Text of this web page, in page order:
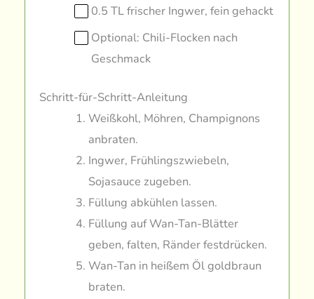
0.5 TL frischer Ingwer, fein gehackt
Optional: Chili-Flocken nach
Geschmack
Schritt-für-Schritt-Anleitung
Weißkohl, Möhren, Champignons
anbraten.
Ingwer, Frühlingszwiebeln,
Sojasauce zugeben.
Füllung abkühlen lassen.
Füllung auf Wan-Tan-Blätter
geben, falten, Ränder festdrücken.
Wan-Tan in heißem Öl goldbraun
braten.